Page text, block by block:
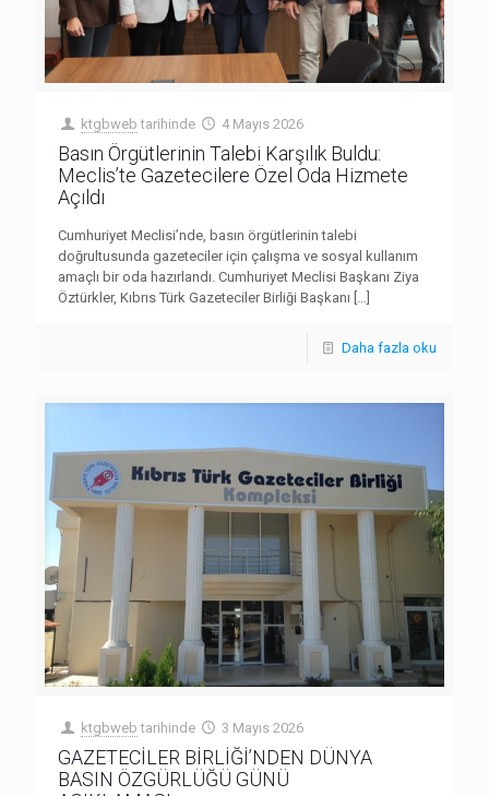
ktgbweb tarihinde 4 Mayıs 2026
Basın Örgütlerinin Talebi Karşılık Buldu:
Meclis’te Gazetecilere Özel Oda Hizmete
Açıldı
Cumhuriyet Meclisi’nde, basın örgütlerinin talebi
doğrultusunda gazeteciler için çalışma ve sosyal kullanım
amaçlı bir oda hazırlandı. Cumhuriyet Meclisi Başkanı Ziya
Öztürkler, Kıbrıs Türk Gazeteciler Birliği Başkanı […]
Daha fazla oku
ktgbweb tarihinde 3 Mayıs 2026
GAZETECİLER BİRLİĞİ’NDEN DÜNYA
BASIN ÖZGÜRLÜĞÜ GÜNÜ